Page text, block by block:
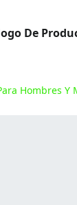
De
Hombres Y